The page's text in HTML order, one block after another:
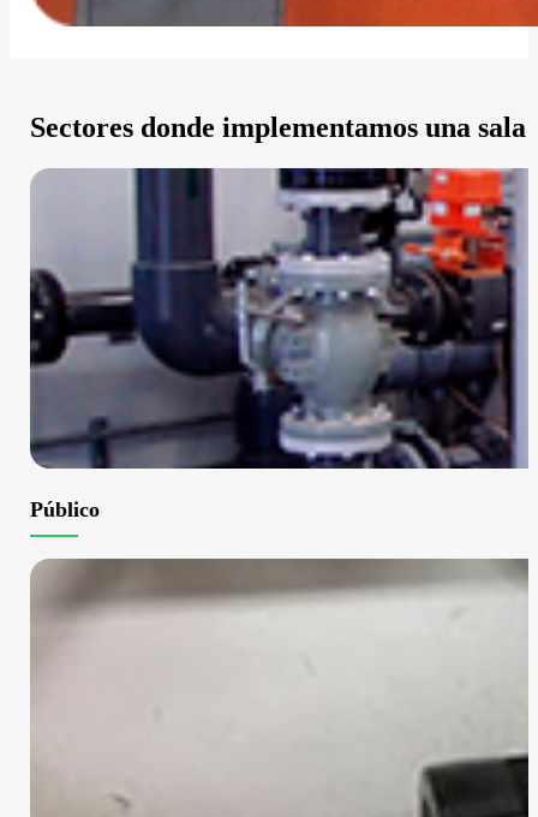
Reglamento Nacional de Edificaciones
Sectores donde implementamos una sala
Público